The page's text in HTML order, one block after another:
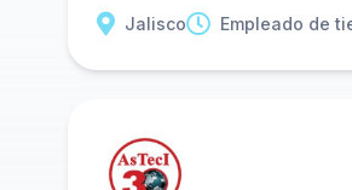
Jalisco Empleado de